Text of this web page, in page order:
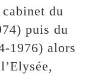
du
puis du
1976) alors